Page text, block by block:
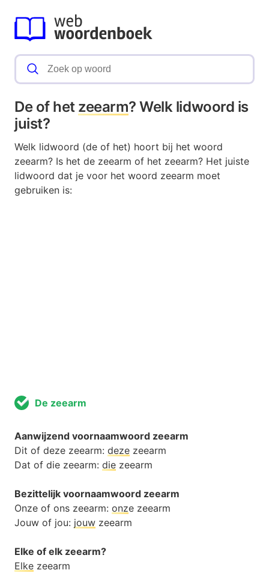
De of het zeearm? Welk lidwoord is
juist?
Welk lidwoord (de of het) hoort bij het woord
zeearm? Is het de zeearm of het zeearm? Het juiste
lidwoord dat je voor het woord zeearm moet
gebruiken is:
De zeearm
Aanwijzend voornaamwoord zeearm
Dit of deze zeearm: deze zeearm
Dat of die zeearm: die zeearm
Bezittelijk voornaamwoord zeearm
Onze of ons zeearm: onze zeearm
Jouw of jou: jouw zeearm
Elke of elk zeearm?
Elke zeearm